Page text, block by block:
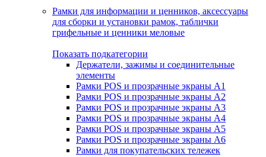
Рамки для информации и ценников, аксессуары
для сборки и установки рамок, таблички
грифельные и ценники меловые
Показать подкатегории
Держатели, зажимы и соединительные
элементы
Рамки POS и прозрачные экраны А1
Рамки POS и прозрачные экраны А2
Рамки POS и прозрачные экраны А3
Рамки POS и прозрачные экраны А4
Рамки POS и прозрачные экраны А5
Рамки POS и прозрачные экраны А6
Рамки для покупательских тележек